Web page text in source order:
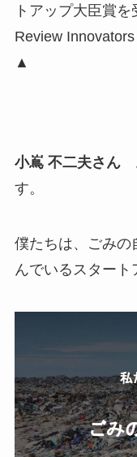
トアップ大臣賞
Review Innovators
▲
小嶌 不二夫さん
す。
僕たちは、ごみの
んでいるスタート